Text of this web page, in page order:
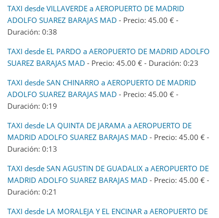
TAXI desde VILLAVERDE a AEROPUERTO DE MADRID
ADOLFO SUAREZ BARAJAS MAD - Precio: 45.00 € -
Duración: 0:38
TAXI desde EL PARDO a AEROPUERTO DE MADRID ADOLFO
SUAREZ BARAJAS MAD - Precio: 45.00 € - Duración: 0:23
TAXI desde SAN CHINARRO a AEROPUERTO DE MADRID
ADOLFO SUAREZ BARAJAS MAD - Precio: 45.00 € -
Duración: 0:19
TAXI desde LA QUINTA DE JARAMA a AEROPUERTO DE
MADRID ADOLFO SUAREZ BARAJAS MAD - Precio: 45.00 € -
Duración: 0:13
TAXI desde SAN AGUSTIN DE GUADALIX a AEROPUERTO DE
MADRID ADOLFO SUAREZ BARAJAS MAD - Precio: 45.00 € -
Duración: 0:21
TAXI desde LA MORALEJA Y EL ENCINAR a AEROPUERTO DE